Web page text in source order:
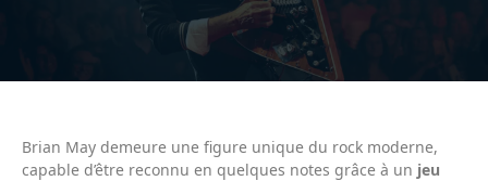
Brian May demeure une figure unique du rock moderne,
capable d’être reconnu en quelques notes grâce à un jeu